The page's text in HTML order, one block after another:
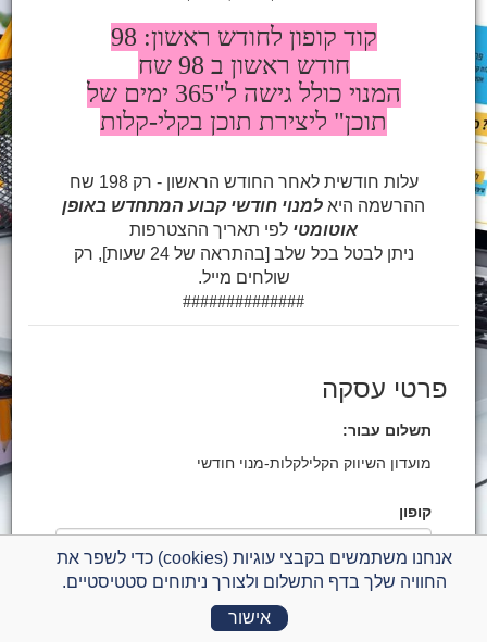
קוד קופון לחודש ראשון: 98
חודש ראשון ב 98 שח
המנוי כולל גישה ל"365 ימים של
תוכן" ליצירת תוכן בקלי-קלות
עלות חודשית לאחר החודש הראשון - רק 198 שח
ההרשמה היא למנוי חודשי קבוע המתחדש באופן
אוטומטי לפי תאריך ההצטרפות
ניתן לבטל בכל שלב [בהתראה של 24 שעות], רק
שולחים מייל.
##############
פרטי עסקה
תשלום עבור:
מועדון השיווק הקלילקלות-מנוי חודשי
קופון
198.00 ₪
אנחנו משתמשים בקבצי עוגיות (cookies) כדי לשפר את
החוויה שלך בדף התשלום ולצורך ניתוחים סטטיסטיים.